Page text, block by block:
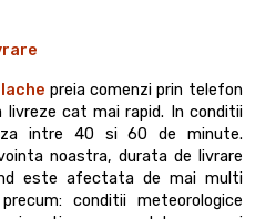
preia comenzi prin telefon
cat mai rapid. In conditii
intre 40 si 60 de minute.
noastra, durata de livrare
este afectata de mai multi
conditii meteorologice